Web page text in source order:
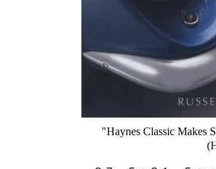
"Haynes Classic Makes